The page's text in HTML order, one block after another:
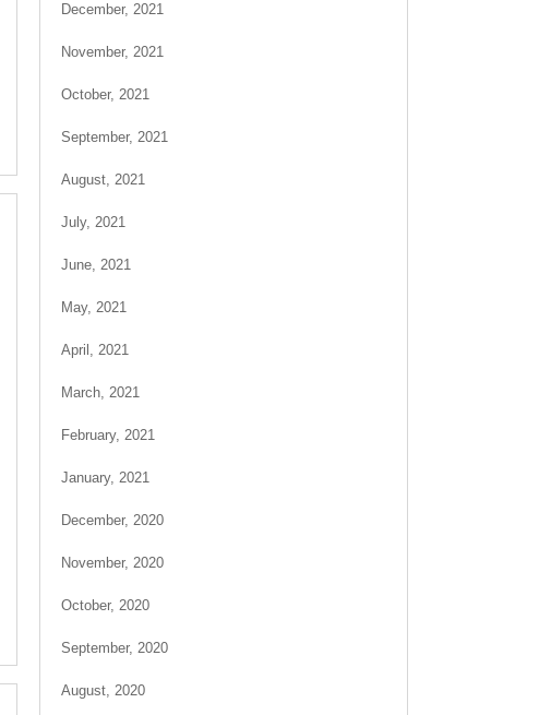
December, 2021
November, 2021
October, 2021
September, 2021
August, 2021
July, 2021
June, 2021
May, 2021
April, 2021
March, 2021
February, 2021
January, 2021
December, 2020
November, 2020
October, 2020
September, 2020
August, 2020